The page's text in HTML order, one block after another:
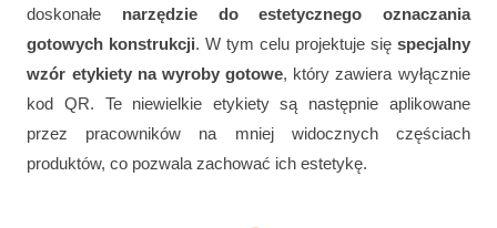
doskonałe narzędzie do estetycznego oznaczania
gotowych konstrukcji. W tym celu projektuje się specjalny
wzór etykiety na wyroby gotowe, który zawiera wyłącznie
kod QR. Te niewielkie etykiety są następnie aplikowane
przez pracowników na mniej widocznych częściach
produktów, co pozwala zachować ich estetykę.